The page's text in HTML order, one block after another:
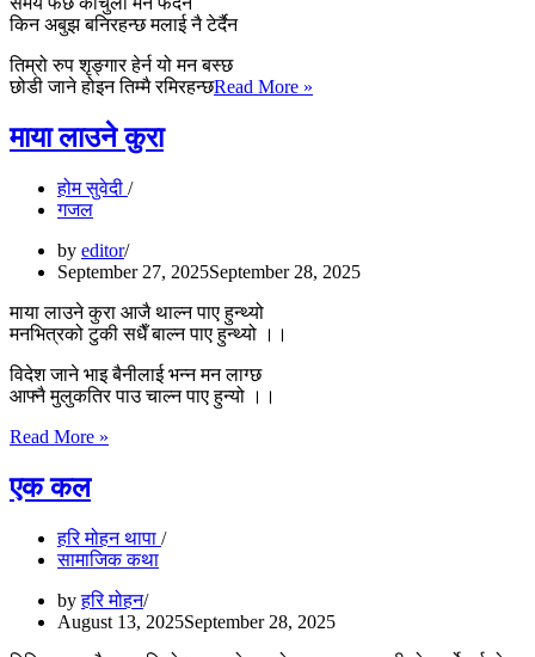
किन अबुझ बनिरहन्छ मलाई नै टेर्दैन
तिम्रो रुप शृङ्गार हेर्न यो मन बस्छ
छोडी जाने होइन तिम्मै रमिरहन्छRead More »
माया लाउने कुरा
होम सुवेदी
गजल
by editor
September 27, 2025September 28, 2025
माया लाउने कुरा आजै थाल्न पाए हुन्थ्यो
मनभित्रको टुकी सधैँ बाल्न पाए हुन्थ्यो ।।
विदेश जाने भाइ बैनीलाई भन्न मन लाग्छ
आफ्नै मुलुकतिर पाउ चाल्न पाए हुन्यो ।।
Read More »
एक कल
हरि मोहन थापा
सामाजिक कथा
byहरि मोहन
August 13, 2025September 28, 2025